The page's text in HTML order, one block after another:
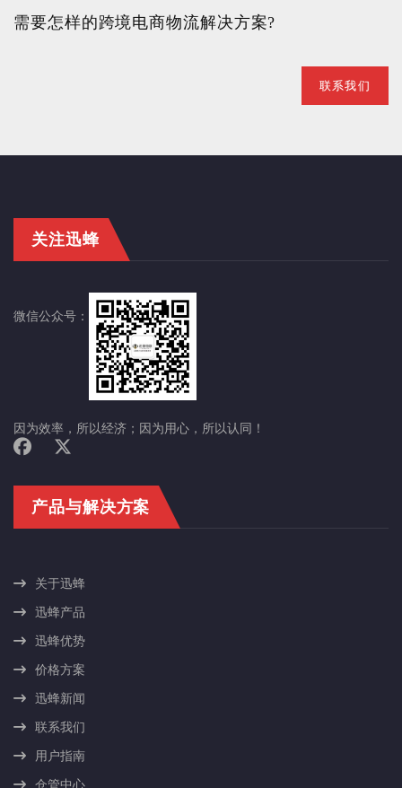
需要怎样的跨境电商物流解决方案?
联系我们
关注迅蜂
微信公众号：
因为效率，所以经济；因为用心，所以认同！
产品与解决方案
关于迅蜂
迅蜂产品
迅蜂优势
价格方案
迅蜂新闻
联系我们
用户指南
仓管中心